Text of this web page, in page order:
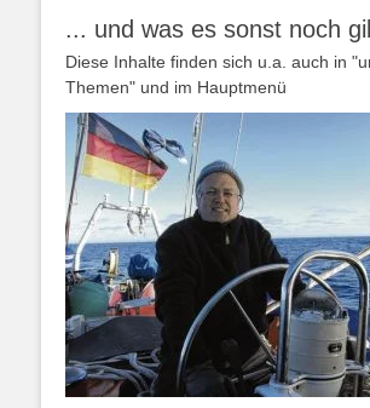
... und was es sonst noch
Diese Inhalte finden sich u.a. auch in
Themen" und im Hauptmenü